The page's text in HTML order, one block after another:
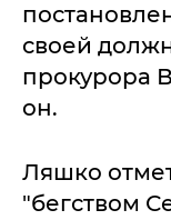
своей
прокурора
он.
Ляшко
"бегством